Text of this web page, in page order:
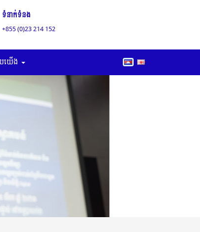
ទំនាក់ទំនង
+855 (0)23 214 152
យើង